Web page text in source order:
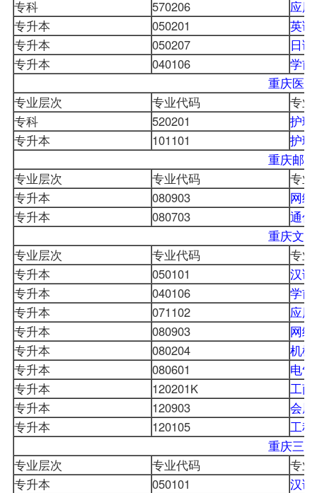
专科 570206
应
专升本
050201
英语
专升本
050207
日语
专升本
040106
学
重庆医
专业层次
专业代码
专
专科
520201
护理
专升本
101101
护
重庆邮
专业层次
专业代码
专
专升本
080903
网
专升本
080703
通
重庆文
专业层次
专业代码
专
专升本
050101
汉
专升本
040106
学
专升本
071102
应
专升本
080903
网
专升本
080204
机
专升本
080601
电
专升本
120201K
工
专升本
120903
会
专升本
120105
工
重庆三
专业层次
专业代码
专
专升本
050101
汉